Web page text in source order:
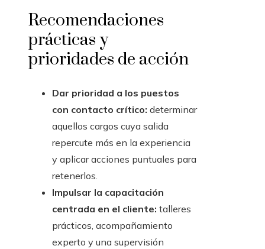
Recomendaciones
prácticas y
prioridades de acción
Dar prioridad a los puestos
con contacto crítico: determinar
aquellos cargos cuya salida
repercute más en la experiencia
y aplicar acciones puntuales para
retenerlos.
Impulsar la capacitación
centrada en el cliente: talleres
prácticos, acompañamiento
experto y una supervisión